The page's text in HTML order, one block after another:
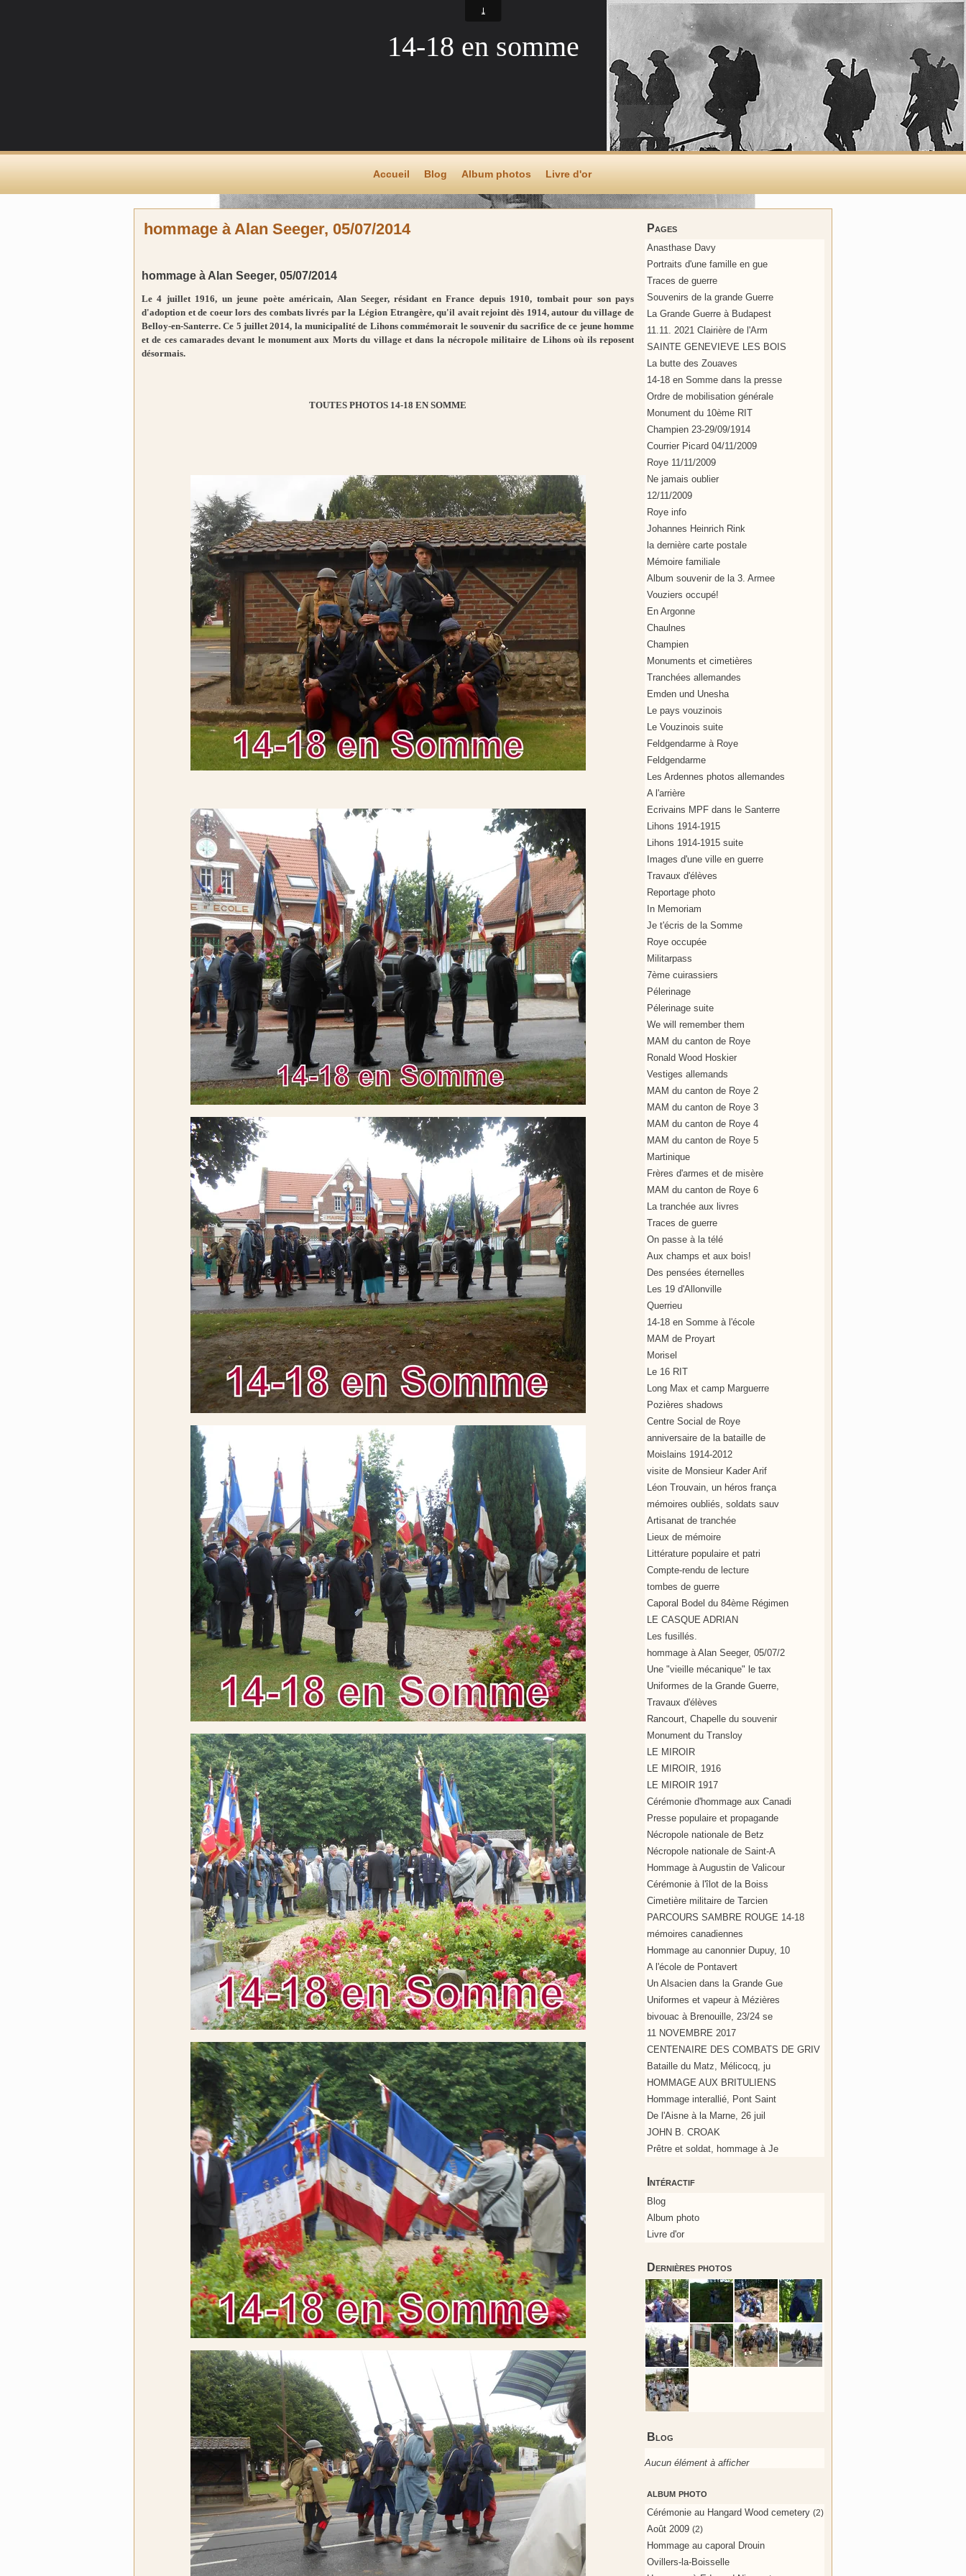
14-18 en somme
Accueil Blog Album photos Livre d'or
Pages
Anasthase Davy
Portraits d'une famille en gue
Traces de guerre
Souvenirs de la grande Guerre
La Grande Guerre à Budapest
11.11. 2021 Clairière de l'Arm
SAINTE GENEVIEVE LES BOIS
La butte des Zouaves
14-18 en Somme dans la presse
Ordre de mobilisation générale
Monument du 10ème RIT
Champien 23-29/09/1914
Courrier Picard 04/11/2009
Roye 11/11/2009
Ne jamais oublier
12/11/2009
Roye info
Johannes Heinrich Rink
la dernière carte postale
Mémoire familiale
Album souvenir de la 3. Armee
Vouziers occupé!
En Argonne
Chaulnes
Champien
Monuments et cimetières
Tranchées allemandes
Emden und Unesha
Le pays vouzinois
Le Vouzinois suite
Feldgendarme à Roye
Feldgendarme
Les Ardennes photos allemandes
A l'arrière
Ecrivains MPF dans le Santerre
Lihons 1914-1915
Lihons 1914-1915 suite
Images d'une ville en guerre
Travaux d'élèves
Reportage photo
In Memoriam
Je t'écris de la Somme
Roye occupée
Militarpass
7ème cuirassiers
Pélerinage
Pélerinage suite
We will remember them
MAM du canton de Roye
Ronald Wood Hoskier
Vestiges allemands
MAM du canton de Roye 2
MAM du canton de Roye 3
MAM du canton de Roye 4
MAM du canton de Roye 5
Martinique
Frères d'armes et de misère
MAM du canton de Roye 6
La tranchée aux livres
Traces de guerre
On passe à la télé
Aux champs et aux bois!
Des pensées éternelles
Les 19 d'Allonville
Querrieu
14-18 en Somme à l'école
MAM de Proyart
Morisel
Le 16 RIT
Long Max et camp Marguerre
Pozières shadows
Centre Social de Roye
anniversaire de la bataille de
Moislains 1914-2012
visite de Monsieur Kader Arif
Léon Trouvain, un héros frança
mémoires oubliés, soldats sauv
Artisanat de tranchée
Lieux de mémoire
Littérature populaire et patri
Compte-rendu de lecture
tombes de guerre
Caporal Bodel du 84ème Régimen
LE CASQUE ADRIAN
Les fusillés.
hommage à Alan Seeger, 05/07/2
Une "vieille mécanique" le tax
Uniformes de la Grande Guerre,
Travaux d'élèves
Rancourt, Chapelle du souvenir
Monument du Transloy
LE MIROIR
LE MIROIR, 1916
LE MIROIR 1917
Cérémonie d'hommage aux Canadi
Presse populaire et propagande
Nécropole nationale de Betz
Nécropole nationale de Saint-A
Hommage à Augustin de Valicour
Cérémonie à l'îlot de la Boiss
Cimetière militaire de Tarcien
PARCOURS SAMBRE ROUGE 14-18
mémoires canadiennes
Hommage au canonnier Dupuy, 10
A l'école de Pontavert
Un Alsacien dans la Grande Gue
Uniformes et vapeur à Mézières
bivouac à Brenouille, 23/24 se
11 NOVEMBRE 2017
CENTENAIRE DES COMBATS DE GRIV
Bataille du Matz, Mélicocq, ju
HOMMAGE AUX BRITULIENS
Hommage interallié, Pont Saint
De l'Aisne à la Marne, 26 juil
JOHN B. CROAK
Prêtre et soldat, hommage à Je
Intéractif
Blog
Album photo
Livre d'or
Dernières photos
Blog
Aucun élément à afficher
album photo
Cérémonie au Hangard Wood cemetery (2)
Août 2009 (2)
Hommage au caporal Drouin
Ovillers-la-Boisselle
hommage à Alan Seeger, 05/07/2014
hommage à Alan Seeger, 05/07/2014
Le 4 juillet 1916, un jeune poète américain, Alan Seeger, résidant en France depuis 1910, tombait pour son pays
d'adoption et de coeur lors des combats livrés par la Légion Etrangère, qu'il avait rejoint dès 1914, autour du village de
Belloy-en-Santerre. Ce 5 juillet 2014, la municipalité de Lihons commémorait le souvenir du sacrifice de ce jeune homme
et de ces camarades devant le monument aux Morts du village et dans la nécropole militaire de Lihons où ils reposent
désormais.
TOUTES PHOTOS 14-18 EN SOMME